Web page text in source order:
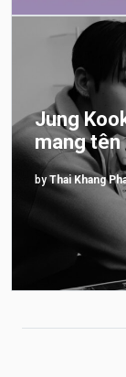
Jung
mang tên
byThai Khang